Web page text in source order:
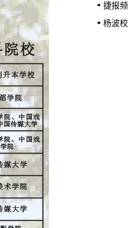
捷报
再创佳
杨波